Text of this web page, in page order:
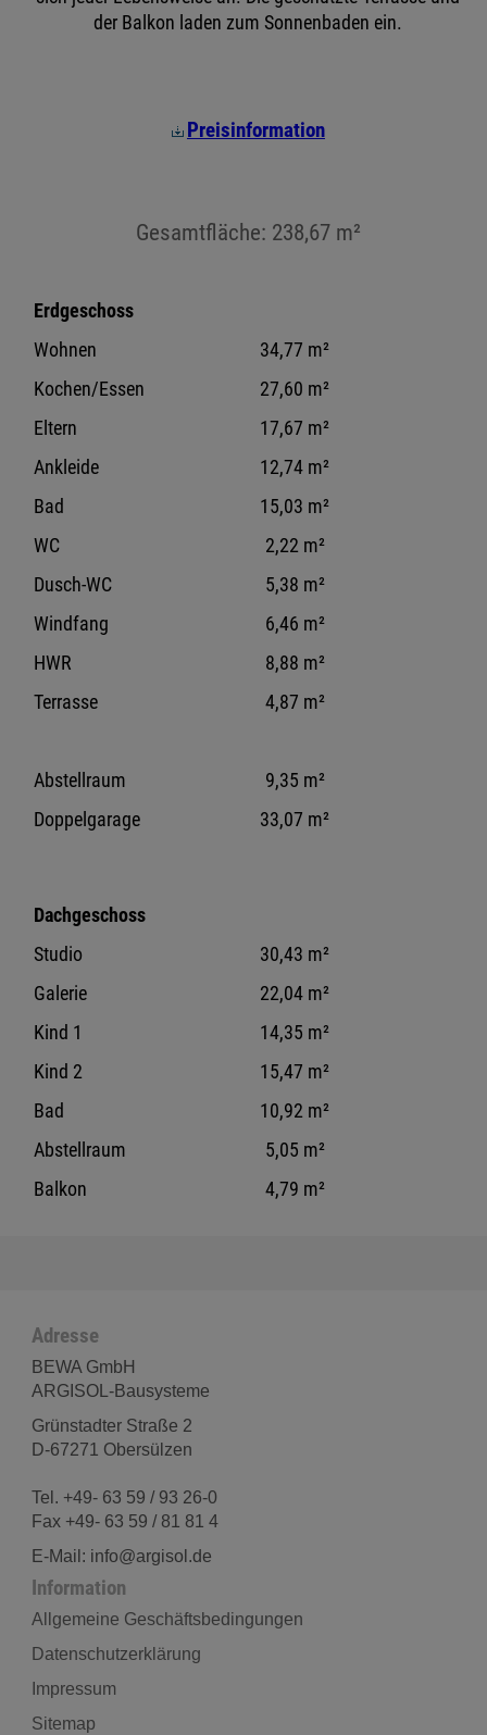
der Balkon laden zum Sonnenbaden ein.
Preisinformation
Gesamtfläche: 238,67 m²
Erdgeschoss
Wohnen
34,77 m²
Kochen/Essen
27,60 m²
Eltern
17,67 m²
Ankleide
12,74 m²
Bad
15,03 m²
WC
2,22 m²
Dusch-WC
5,38 m²
Windfang
6,46 m²
HWR
8,88 m²
Terrasse
4,87 m²
Abstellraum
9,35 m²
Doppelgarage
33,07 m²
Dachgeschoss
Studio
30,43 m²
Galerie
22,04 m²
Kind 1
14,35 m²
Kind 2
15,47 m²
Bad
10,92 m²
Abstellraum
5,05 m²
Balkon
4,79 m²
Adresse
BEWA GmbH
ARGISOL-Bausysteme
Grünstadter Straße 2
D-67271 Obersülzen
Tel. +49- 63 59 / 93 26-0
Fax +49- 63 59 / 81 81 4
E-Mail: info@argisol.de
Information
Allgemeine Geschäftsbedingungen
Datenschutzerklärung
Impressum
Sitemap